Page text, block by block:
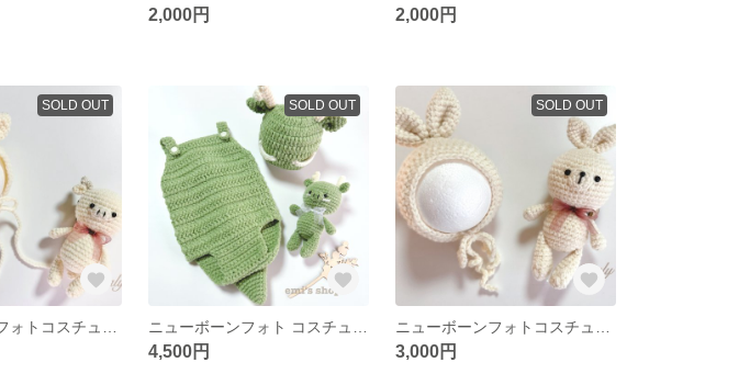
2,000円 2,000円
SOLD OUT SOLD OUT
4,500円
SOLD OUT
3,000円